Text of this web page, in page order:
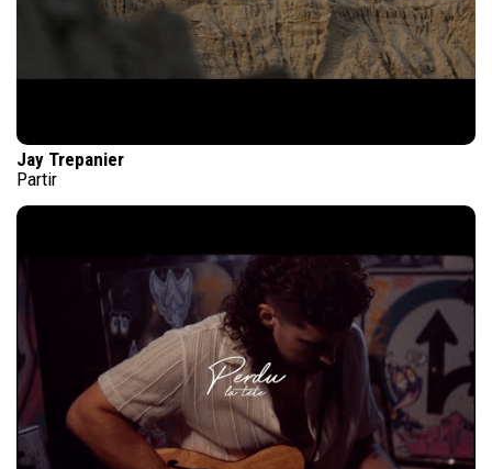
Jay Trepanier
Partir